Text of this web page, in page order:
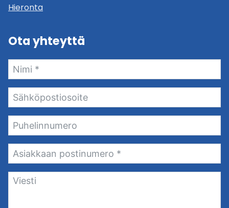
Hieronta
Ota yhteyttä